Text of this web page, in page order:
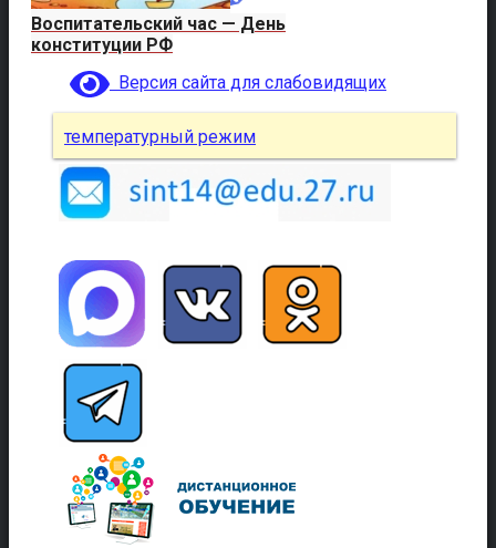
Воспитательский час — День
конституции РФ
Версия сайта для слабовидящих
температурный режим